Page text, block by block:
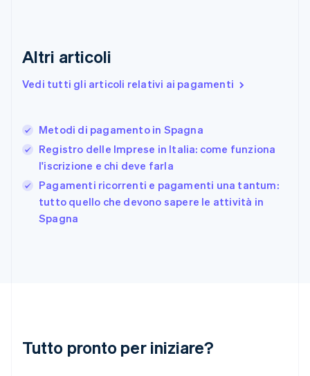
Altri articoli
Vedi tutti gli articoli relativi ai pagamenti
Metodi di pagamento in Spagna
Registro delle Imprese in Italia: come funziona
l'iscrizione e chi deve farla
Pagamenti ricorrenti e pagamenti una tantum:
tutto quello che devono sapere le attività in
Spagna
Tutto pronto per iniziare?
EnglishSvenska
FrançaisEnglish
Giappone
日本語 English
Gibilterra
English
Grecia
English
India
English
Lituania